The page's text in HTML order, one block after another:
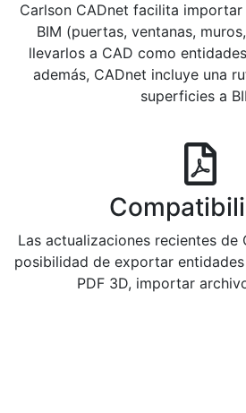
Carlson CADnet facilita
BIM (puertas, ventanas,
llevarlos a CAD como
además, CADnet incluye una
superficies a
Las actualizaciones recientes de
posibilidad de exportar
PDF 3D, importar